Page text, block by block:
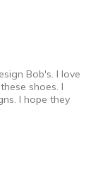
Bob's. I love
shoes. I
I hope they